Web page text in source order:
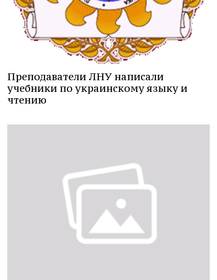
Преподаватели ЛНУ написали
учебники по украинскому языку и
чтению